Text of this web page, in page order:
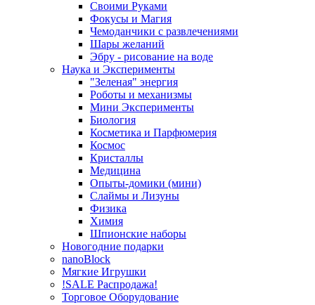
Своими Руками
Фокусы и Магия
Чемоданчики с развлечениями
Шары желаний
Эбру - рисование на воде
Наука и Эксперименты
"Зеленая" энергия
Роботы и механизмы
Мини Эксперименты
Биология
Косметика и Парфюмерия
Космос
Кристаллы
Медицина
Опыты-домики (мини)
Слаймы и Лизуны
Физика
Химия
Шпионские наборы
Новогодние подарки
nanoBlock
Мягкие Игрушки
!SALE Распродажа!
Торговое Оборудование